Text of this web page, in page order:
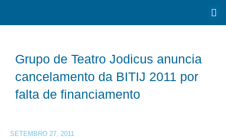
Grupo de Teatro Jodicus anuncia
cancelamento da BITIJ 2011 por
falta de financiamento
SETEMBRO 27, 2011